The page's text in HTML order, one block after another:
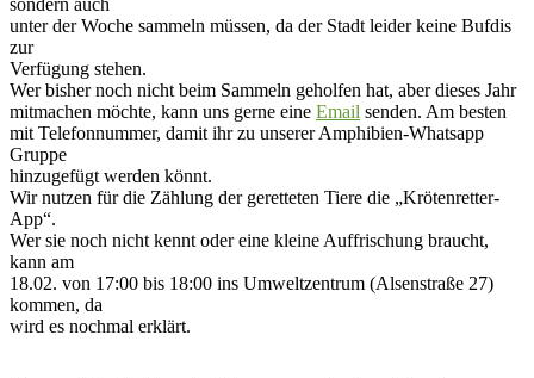
unter der Woche sammeln müssen, da der Stadt leider keine Bufdis
zur
Verfügung stehen.
Wer bisher noch nicht beim Sammeln geholfen hat, aber dieses Jahr
mitmachen möchte, kann uns gerne eine Email senden. Am besten
mit Telefonnummer, damit ihr zu unserer Amphibien-Whatsapp
Gruppe
hinzugefügt werden könnt.
Wir nutzen für die Zählung der geretteten Tiere die „Krötenretter-
App“.
Wer sie noch nicht kennt oder eine kleine Auffrischung braucht,
kann am
18.02. von 17:00 bis 18:00 ins Umweltzentrum (Alsenstraße 27)
kommen, da
wird es nochmal erklärt.